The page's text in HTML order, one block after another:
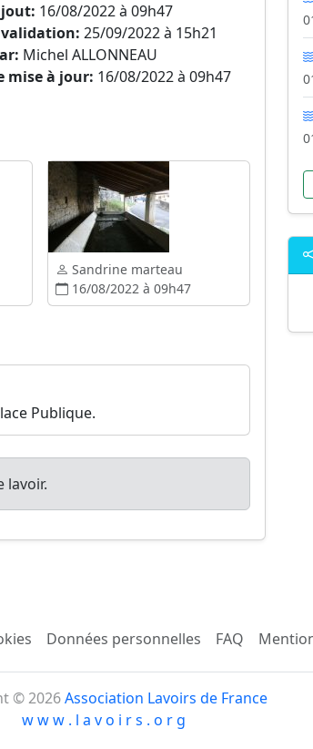
16/08/2022 à 09h47
validation: 25/09/2022 à 15h21
Michel ALLONNEAU
mise à jour: 16/08/2022 à 09h47
Sandrine marteau
16/08/2022 à 09h47
Publique.
lavoir.
Données personnelles FAQ
© 2026Association Lavoirs de France
w w w . l a v o i r s . o r g